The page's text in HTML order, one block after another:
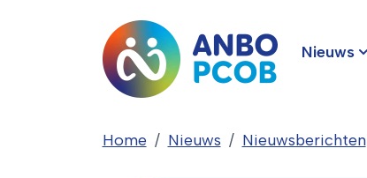
Nieuws
Home Nieuws Nieuwsberichten